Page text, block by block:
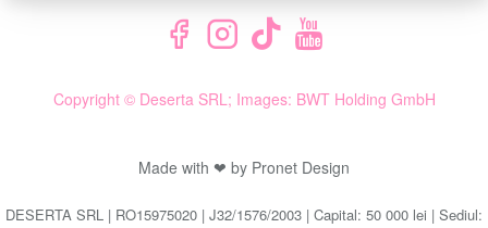
Copyright © Deserta SRL; Images: BWT Holding GmbH
Made with ❤ by Pronet Design
DESERTA SRL | RO15975020 | J32/1576/2003 | Capital: 50 000 lei | Sediul: